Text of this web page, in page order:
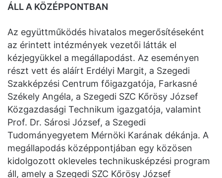
ÁLL A KÖZÉPPONTBAN
Az együttműködés hivatalos megerősítéseként
az érintett intézmények vezetői látták el
kézjegyükkel a megállapodást. Az eseményen
részt vett és aláírt Erdélyi Margit, a Szegedi
Szakképzési Centrum főigazgatója, Farkasné
Székely Angéla, a Szegedi SZC Kőrösy József
Közgazdasági Technikum igazgatója, valamint
Prof. Dr. Sárosi József, a Szegedi
Tudományegyetem Mérnöki Karának dékánja. A
megállapodás középpontjában egy közösen
kidolgozott okleveles technikusképzési program
áll, amely a Szegedi SZC Kőrösy József